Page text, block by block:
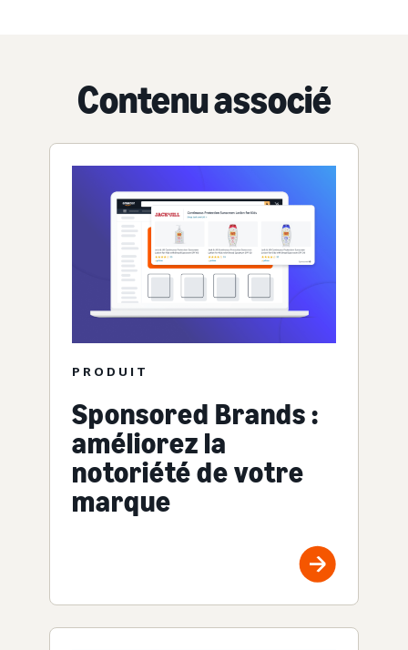
Contenu associé
PRODUIT
Sponsored Brands :
améliorez la
notoriété de votre
marque